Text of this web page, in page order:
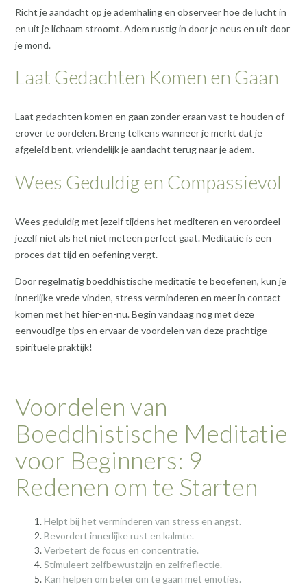
Richt je aandacht op je ademhaling en observeer hoe de lucht in
en uit je lichaam stroomt. Adem rustig in door je neus en uit door
je mond.
Laat Gedachten Komen en Gaan
Laat gedachten komen en gaan zonder eraan vast te houden of
erover te oordelen. Breng telkens wanneer je merkt dat je
afgeleid bent, vriendelijk je aandacht terug naar je adem.
Wees Geduldig en Compassievol
Wees geduldig met jezelf tijdens het mediteren en veroordeel
jezelf niet als het niet meteen perfect gaat. Meditatie is een
proces dat tijd en oefening vergt.
Door regelmatig boeddhistische meditatie te beoefenen, kun je
innerlijke vrede vinden, stress verminderen en meer in contact
komen met het hier-en-nu. Begin vandaag nog met deze
eenvoudige tips en ervaar de voordelen van deze prachtige
spirituele praktijk!
Voordelen van
Boeddhistische Meditatie
voor Beginners: 9
Redenen om te Starten
Helpt bij het verminderen van stress en angst.
Bevordert innerlijke rust en kalmte.
Verbetert de focus en concentratie.
Stimuleert zelfbewustzijn en zelfreflectie.
Kan helpen om beter om te gaan met emoties.